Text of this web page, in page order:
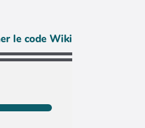
le code Wiki